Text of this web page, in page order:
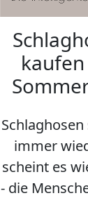
immer
scheint es
- die